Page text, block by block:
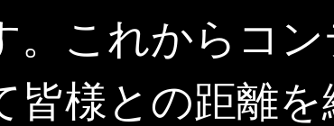
。これからコ
皆様との距離を